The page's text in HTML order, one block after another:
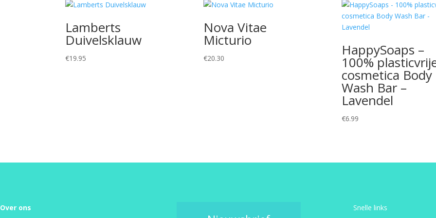
Lamberts
Duivelsklauw
€19.95
Nova Vitae
Micturio
€20.30 HappySoaps –
100%
cosmetica Body
Wash Bar –
Lavendel
€6.99
Over ons Snelle links